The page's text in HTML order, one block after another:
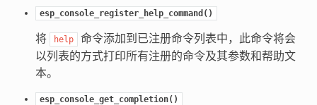
esp_console_register_help_command()
将 help
命令添加到已注册命令列表中，此命令将会
以列表的方式打印所有注册的命令及其参数和帮助文
本。
esp_console_get_completion()